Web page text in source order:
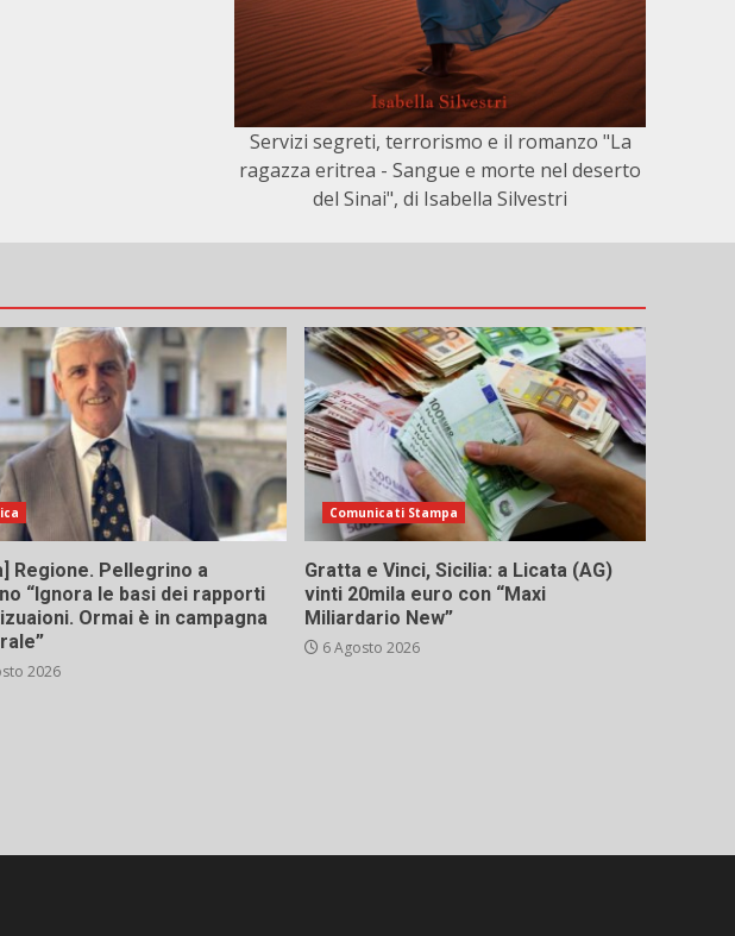
Servizi segreti, terrorismo e il romanzo "La
ragazza eritrea - Sangue e morte nel deserto
del Sinai", di Isabella Silvestri
Regione. Pellegrino a
“Ignora le basi dei rapporti
Ormai è in campagna
2026
Comunicati Stampa
Gratta e Vinci, Sicilia: a Licata (AG)
vinti 20mila euro con “Maxi
Miliardario New”
6 Agosto 2026